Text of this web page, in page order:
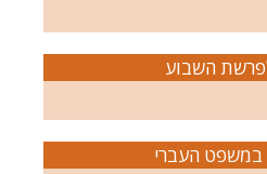
השבוע
במשפט העברי